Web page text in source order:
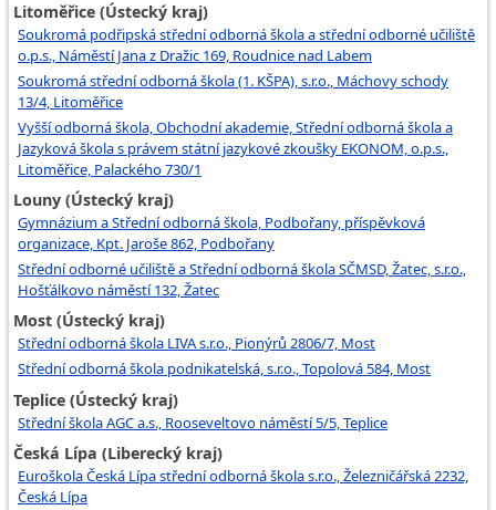
Litoměřice (Ústecký kraj)
Soukromá podřipská střední odborná škola a střední odborné učiliště
o.p.s., Náměstí Jana z Dražic 169, Roudnice nad Labem
Soukromá střední odborná škola (1. KŠPA), s.r.o., Máchovy schody
13/4, Litoměřice
Vyšší odborná škola, Obchodní akademie, Střední odborná škola a
Jazyková škola s právem státní jazykové zkoušky EKONOM, o.p.s.,
Litoměřice, Palackého 730/1
Louny (Ústecký kraj)
Gymnázium a Střední odborná škola, Podbořany, příspěvková
organizace, Kpt. Jaroše 862, Podbořany
Střední odborné učiliště a Střední odborná škola SČMSD, Žatec, s.r.o.,
Hošťálkovo náměstí 132, Žatec
Most (Ústecký kraj)
Střední odborná škola LIVA s.r.o., Pionýrů 2806/7, Most
Střední odborná škola podnikatelská, s.r.o., Topolová 584, Most
Teplice (Ústecký kraj)
Střední škola AGC a.s., Rooseveltovo náměstí 5/5, Teplice
Česká Lípa (Liberecký kraj)
Euroškola Česká Lípa střední odborná škola s.r.o., Železničářská 2232,
Česká Lípa